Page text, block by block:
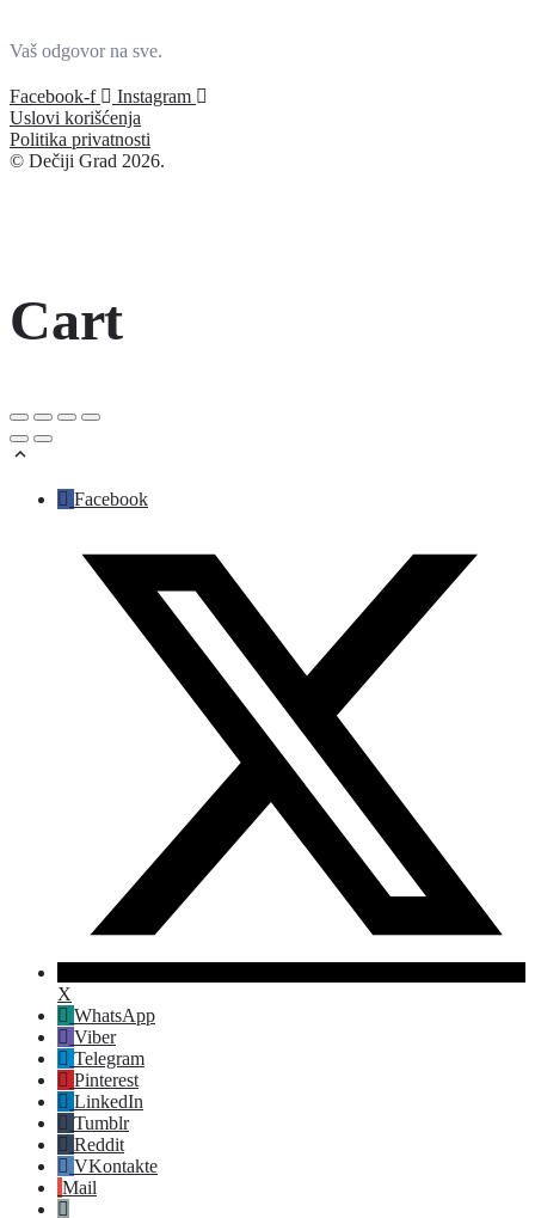
Vaš odgovor na sve.
Facebook-f
Instagram
Uslovi korišćenja
Politika privatnosti
© Dečiji Grad 2026.
Cart
Facebook
X
WhatsApp
Viber
Telegram
Pinterest
LinkedIn
Tumblr
Reddit
VKontakte
Mail